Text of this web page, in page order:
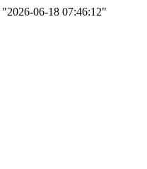
06-18 07:46:12"